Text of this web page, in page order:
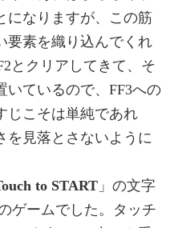
になりますが、この筋
要素を織り込んでくれ
とクリアしてきて、そ
いているので、FF3への
じこそは単純であれ
を見落とさないように
to START 」の文字
ゲームでした。タッチ